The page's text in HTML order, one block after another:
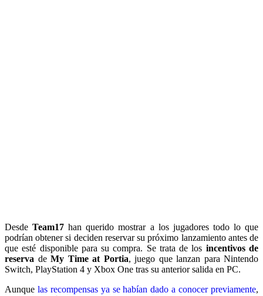
DesdeTeam17 han querido mostrar a los jugadores todo lo que
podrían obtener si deciden reservar su próximo lanzamiento antes de
que esté disponible para su compra. Se trata de los incentivos de
reserva de My Time at Portia, juego que lanzan para Nintendo
Switch, PlayStation 4 y Xbox One tras su anterior salida en PC.
Aunque las recompensas ya se habían dado a conocer previamente,